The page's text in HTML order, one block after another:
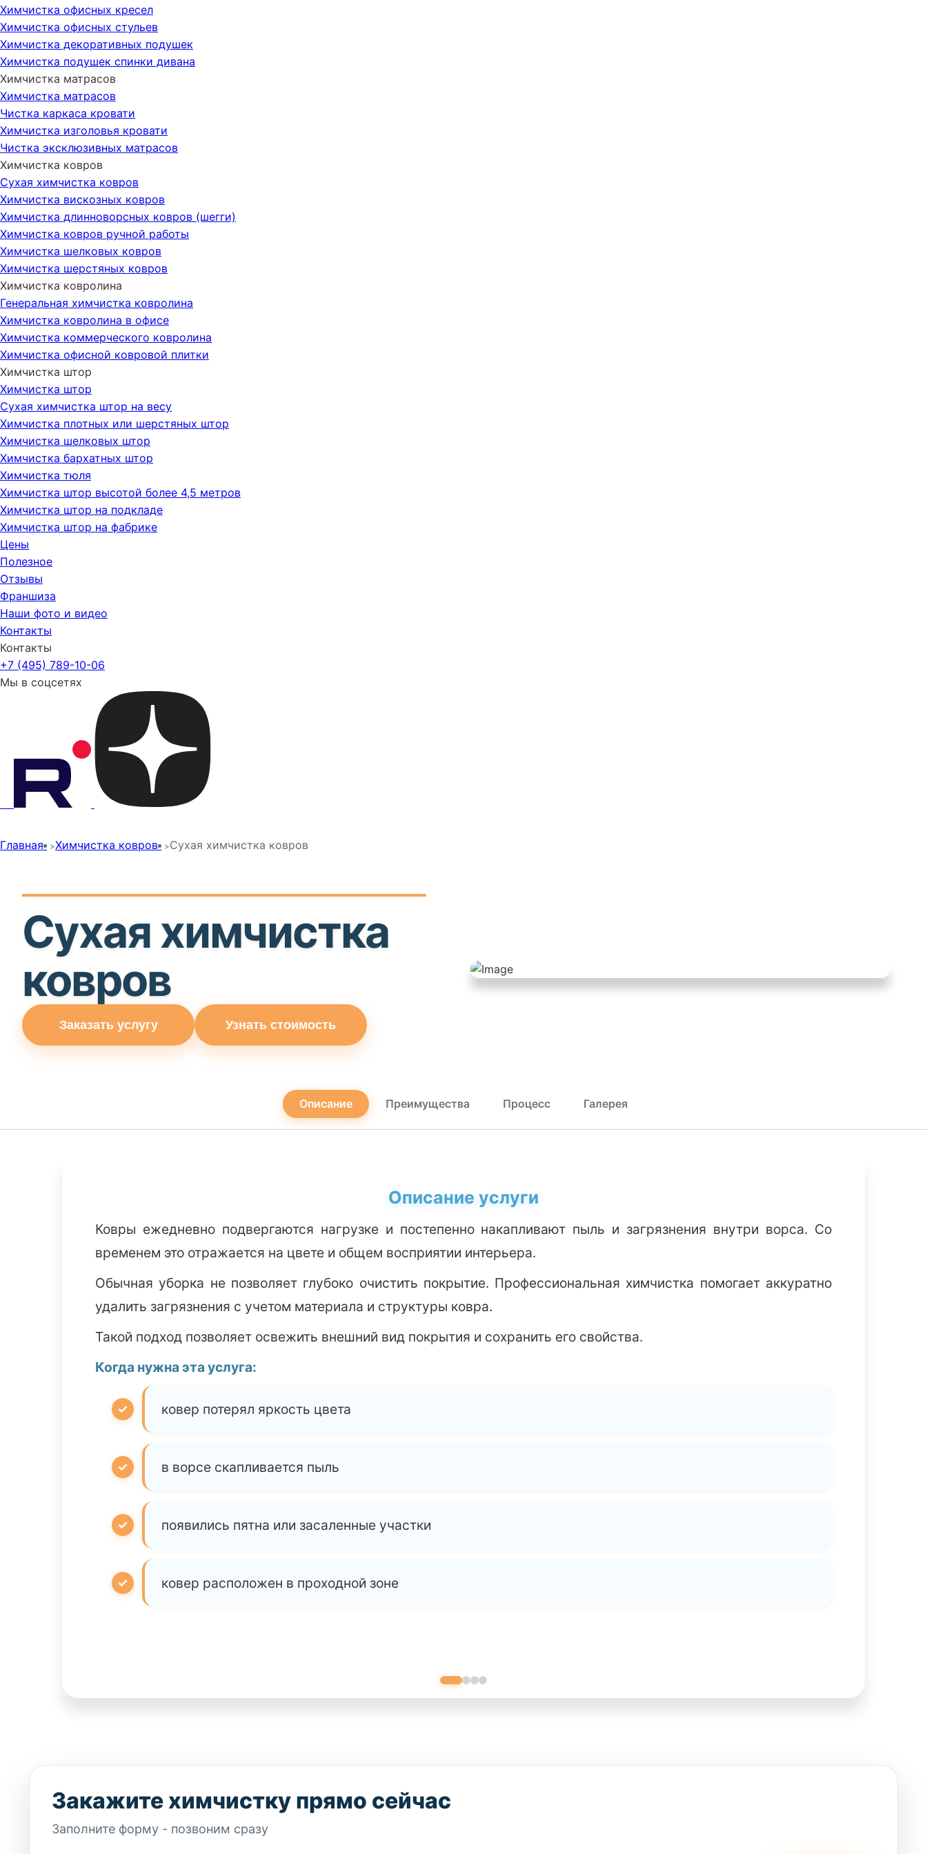
Химчистка офисных кресел
Химчистка офисных стульев
Химчистка декоративных подушек
Химчистка подушек спинки дивана
Химчистка матрасов
Химчистка матрасов
Чистка каркаса кровати
Химчистка изголовья кровати
Чистка эксклюзивных матрасов
Химчистка ковров
Сухая химчистка ковров
Химчистка вискозных ковров
Химчистка длинноворсных ковров (шегги)
Химчистка ковров ручной работы
Химчистка шелковых ковров
Химчистка шерстяных ковров
Химчистка ковролина
Генеральная химчистка ковролина
Химчистка ковролина в офисе
Химчистка коммерческого ковролина
Химчистка офисной ковровой плитки
Химчистка штор
Химчистка штор
Сухая химчистка штор на весу
Химчистка плотных или шерстяных штор
Химчистка шелковых штор
Химчистка бархатных штор
Химчистка тюля
Химчистка штор высотой более 4,5 метров
Химчистка штор на подкладе
Химчистка штор на фабрике
Цены
Полезное
Отзывы
Франшиза
Наши фото и видео
Контакты
Контакты
+7 (495) 789-10-06
Мы в соцсетях
Главная Химчистка ковров Сухая химчистка ковров
Сухая химчистка
ковров
Заказать услугу Узнать стоимость
Описание Преимущества Процесс Галерея
Описание услуги
Ковры ежедневно подвергаются нагрузке и постепенно накапливают пыль и загрязнения внутри ворса. Со
временем это отражается на цвете и общем восприятии интерьера.
Обычная уборка не позволяет глубоко очистить покрытие. Профессиональная химчистка помогает аккуратно
удалить загрязнения с учетом материала и структуры ковра.
Такой подход позволяет освежить внешний вид покрытия и сохранить его свойства.
Когда нужна эта услуга:
ковер потерял яркость цвета
в ворсе скапливается пыль
появились пятна или засаленные участки
ковер расположен в проходной зоне
Закажите химчистку прямо сейчас
Заполните форму - позвоним сразу